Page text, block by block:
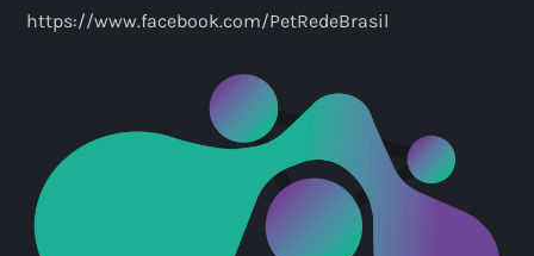
https://www.facebook.com/PetRedeBrasil